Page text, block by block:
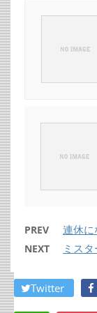
PREV 連休に
NEXT ミス
Twitter